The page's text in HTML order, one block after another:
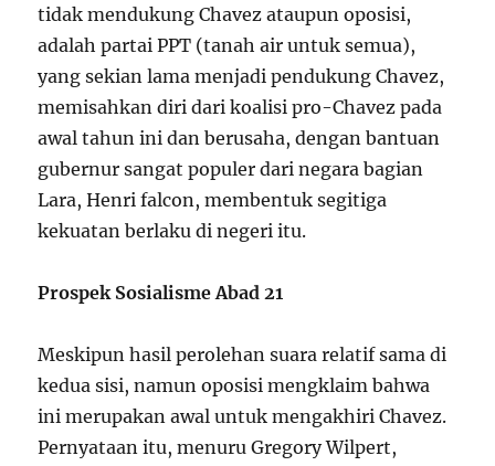
tidak mendukung Chavez ataupun oposisi,
adalah partai PPT (tanah air untuk semua),
yang sekian lama menjadi pendukung Chavez,
memisahkan diri dari koalisi pro-Chavez pada
awal tahun ini dan berusaha, dengan bantuan
gubernur sangat populer dari negara bagian
Lara, Henri falcon, membentuk segitiga
kekuatan berlaku di negeri itu.
Prospek Sosialisme Abad 21
Meskipun hasil perolehan suara relatif sama di
kedua sisi, namun oposisi mengklaim bahwa
ini merupakan awal untuk mengakhiri Chavez.
Pernyataan itu, menuru Gregory Wilpert,